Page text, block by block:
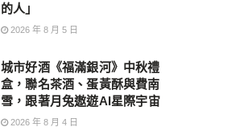
的人」
2026 年 8 月 5 日
城市好酒《福滿銀河》中秋禮
盒，聯名茶酒、蛋黃酥與費南
雪，跟著月兔遨遊AI星際宇宙
2026 年 8 月 4 日